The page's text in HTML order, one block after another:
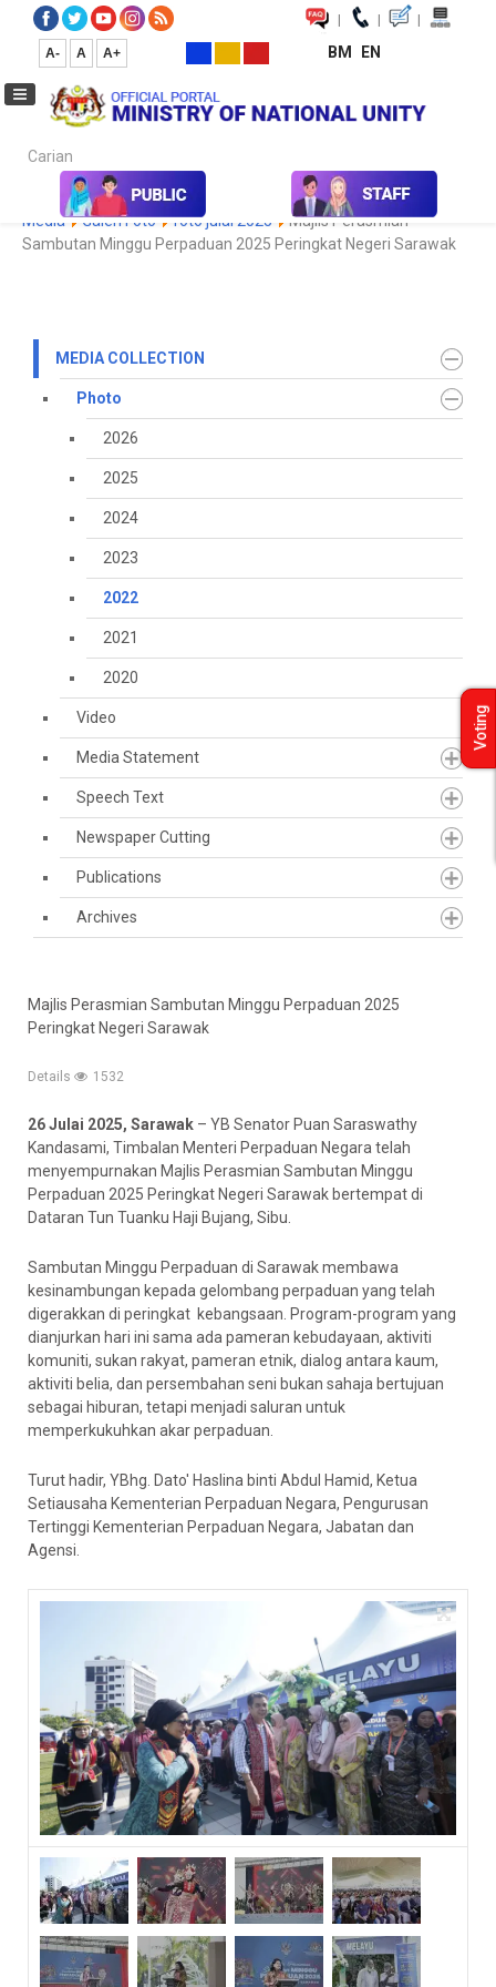
| | |
A- A A+ BM EN
Carian...
Media Media Collection Photo 2022
Koleksi
Media
Galeri Foto foto julai 2025
Majlis Perasmian
Sambutan Minggu Perpaduan 2025 Peringkat Negeri Sarawak
MEDIA COLLECTION
Photo
2026
2025
2024
2023
2022
2021
2020
Video
Media Statement
Speech Text
Newspaper Cutting
Publications
Archives
Majlis Perasmian Sambutan Minggu Perpaduan 2025
Peringkat Negeri Sarawak
Details 1532
26 Julai 2025, Sarawak – YB Senator Puan Saraswathy
Kandasami, Timbalan Menteri Perpaduan Negara telah
menyempurnakan Majlis Perasmian Sambutan Minggu
Perpaduan 2025 Peringkat Negeri Sarawak bertempat di
Dataran Tun Tuanku Haji Bujang, Sibu.
Sambutan Minggu Perpaduan di Sarawak membawa
kesinambungan kepada gelombang perpaduan yang telah
digerakkan di peringkat kebangsaan. Program-program yang
dianjurkan hari ini sama ada pameran kebudayaan, aktiviti
komuniti, sukan rakyat, pameran etnik, dialog antara kaum,
aktiviti belia, dan persembahan seni bukan sahaja bertujuan
sebagai hiburan, tetapi menjadi saluran untuk
memperkukuhkan akar perpaduan.
Turut hadir, YBhg. Dato' Haslina binti Abdul Hamid, Ketua
Setiausaha Kementerian Perpaduan Negara, Pengurusan
Tertinggi Kementerian Perpaduan Negara, Jabatan dan
Agensi.
Voting